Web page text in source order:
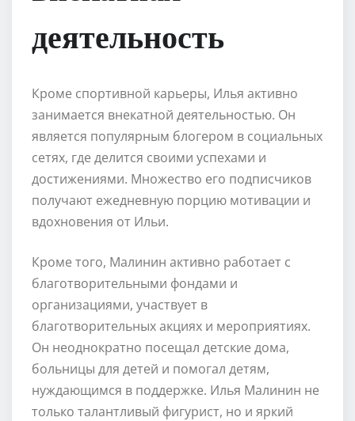
деятельность
Кроме спортивной карьеры, Илья активно
занимается внекатной деятельностью. Он
является популярным блогером в социальных
сетях, где делится своими успехами и
достижениями. Множество его подписчиков
получают ежедневную порцию мотивации и
вдохновения от Ильи.
Кроме того, Малинин активно работает с
благотворительными фондами и
организациями, участвует в
благотворительных акциях и мероприятиях.
Он неоднократно посещал детские дома,
больницы для детей и помогал детям,
нуждающимся в поддержке. Илья Малинин не
только талантливый фигурист, но и яркий